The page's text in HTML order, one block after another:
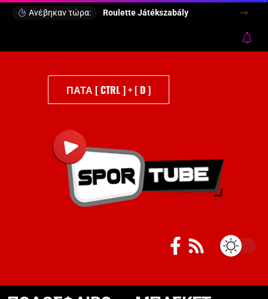
Ανέβηκαν τώρα: Roulette Játékszabály
ΠΑΤΑ [ CTRL ] + [ D ]